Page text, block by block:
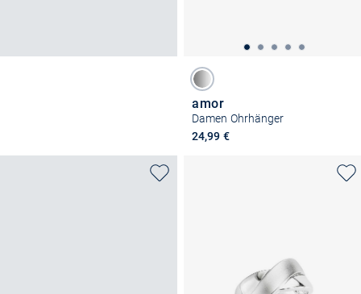
amor
Damen Ohrhänger
24,99 €